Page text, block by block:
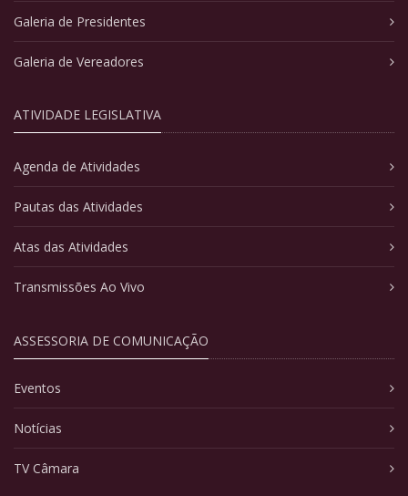
Galeria de Presidentes
Galeria de Vereadores
ATIVIDADE LEGISLATIVA
Agenda de Atividades
Pautas das Atividades
Atas das Atividades
Transmissões Ao Vivo
ASSESSORIA DE COMUNICAÇÃO
Eventos
Notícias
TV Câmara